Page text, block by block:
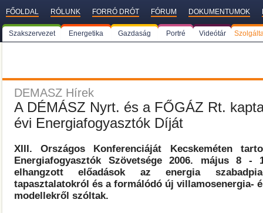
FŐOLDAL RÓLUNK FORRÓ DRÓT FÓRUM DOKUMENTUMOK
Szakszervezet Energetika Gazdaság Portré Videótár
DEMASZ Hírek
A DÉMÁSZ Nyrt. és a FŐGÁZ Rt.
évi Energiafogyasztók Díját
XIII. Országos Konferenciáját Kecskeméten
Energiafogyasztók Szövetsége 2006. május 8 -
elhangzott előadások az energia
tapasztalatokról és a formálódó új villamosenergia-
modellekről szóltak.